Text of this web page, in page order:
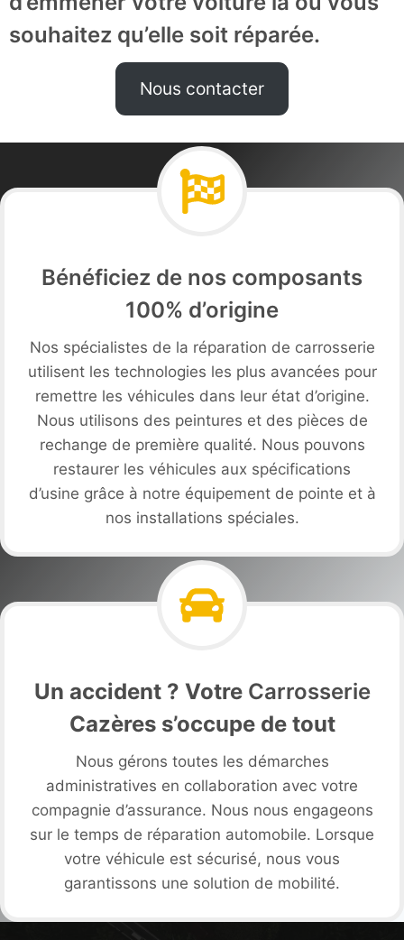
souhaitez qu’elle soit réparée.
Nous contacter
Bénéficiez de nos composants
100% d’origine
Nos spécialistes de la réparation de carrosserie
utilisent les technologies les plus avancées pour
remettre les véhicules dans leur état d’origine.
Nous utilisons des peintures et des pièces de
rechange de première qualité. Nous pouvons
restaurer les véhicules aux spécifications
d’usine grâce à notre équipement de pointe et à
nos installations spéciales.
Un accident ? Votre Carrosserie
Cazères s’occupe de tout
Nous gérons toutes les démarches
administratives en collaboration avec votre
compagnie d’assurance. Nous nous engageons
sur le temps de réparation automobile. Lorsque
votre véhicule est sécurisé, nous vous
garantissons une solution de mobilité.